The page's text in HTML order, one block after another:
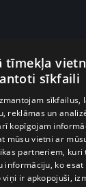
tīmekļa
sīkfaili
sīkfailus,
reklāmas un
kopīgojam
mūsu vietni ar
partneriem, kuri
informāciju, ko
viņi ir apkopojuši,